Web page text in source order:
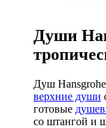
Души
Душ
верхние души
готовые
со штангой и